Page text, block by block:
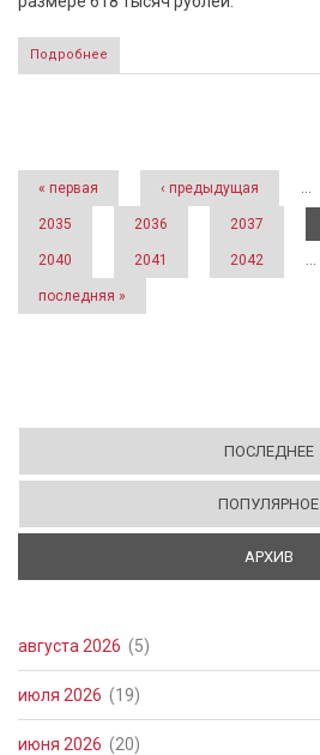
Подробнее
Страницы
« первая ‹ предыдущая …
2035 2036 2037
2040 2041 2042 …
последняя »
ПОСЛЕДНЕЕ
ПОПУЛЯРНОЕ
АРХИВ
августа 2026 (5)
июля 2026 (19)
июня 2026 (20)